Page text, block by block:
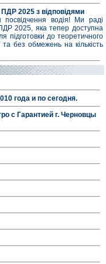
2025 з відповідями
посвідчення водія! Ми раді
2025, яка тепер доступна
підготовки до теоретичного
без обмежень на кількість
года и по сегодня.
с Гарантией г. Черновцы